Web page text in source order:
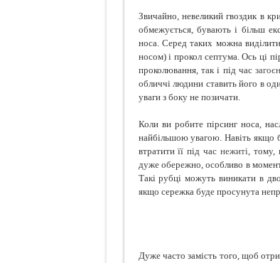
Звичайно, невеликий гвоздик в
обмежується, бувають і більш
носа. Серед таких можна
носом) і прокол септума. Ось ці
проколювання, так і під час
обличчі людини ставить його в
уваги з боку не позичати.
Коли ви робите пірсинг носа,
найбільшою увагою. Навіть якщо
втратити її під часнежиті, тому,
дуже обережно, особливо в
Такі рубці можуть виникати в
якщо сережка буде просунута
Дуже часто замість того, щоб